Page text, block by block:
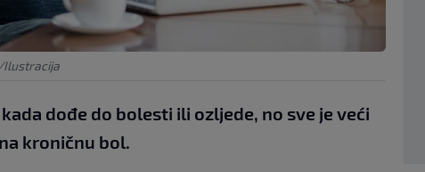
Ilustracija
dođe do bolesti ili ozljede, no sve je veći
kroničnu bol.